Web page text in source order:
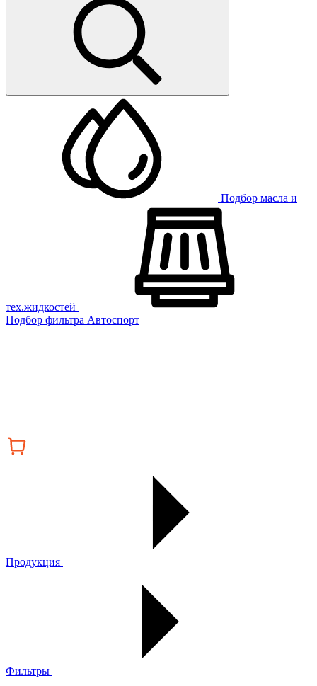
Подбор масла и
тех.жидкостей
Подбор фильтра Автоспорт
Продукция
Фильтры